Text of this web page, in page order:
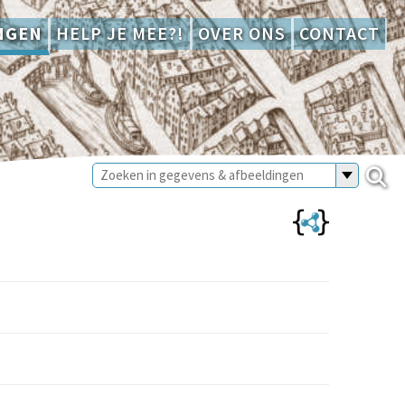
HELP JE MEE?! OVER ONS CONTACT